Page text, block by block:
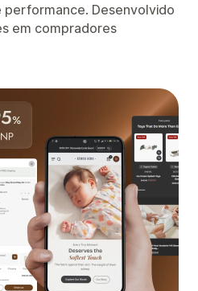
performance. Desenvolvido
em compradores